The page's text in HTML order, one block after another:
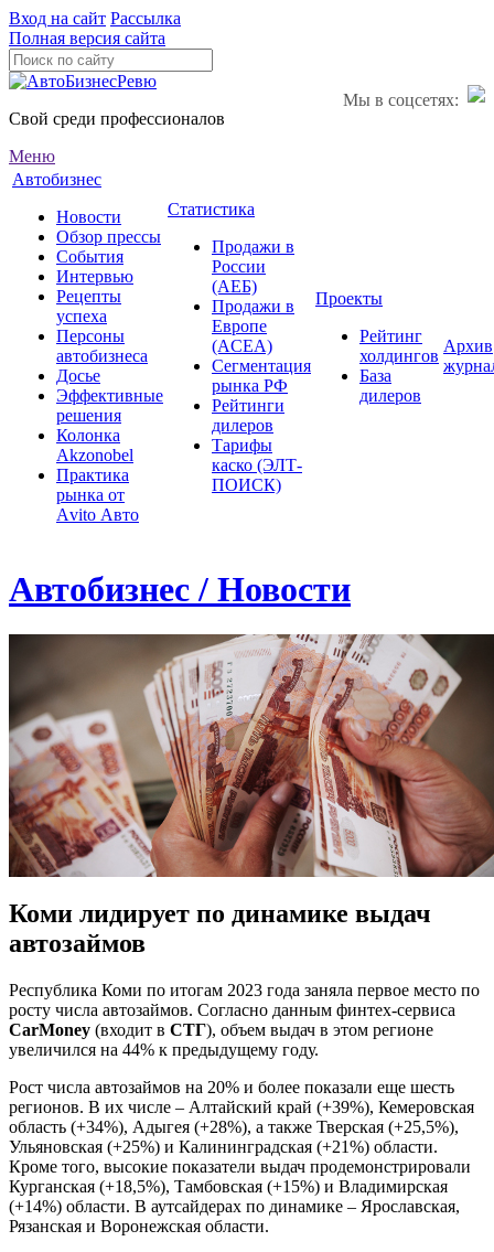
Вход на сайт Рассылка
Полная версия сайта
Мы в соцсетях:
Свой среди профессионалов
Меню
Автобизнес
Новости
Обзор прессы
События
Интервью
Рецепты
успеха
Персоны
автобизнеса
Досье
Эффективные
решения
Колонка
Akzonobel
Практика
рынка от
Аvito Авто
Статистика
Продажи в
России
(АЕБ)
Продажи в
Европе
(ACEA)
Сегментация
рынка РФ
Рейтинги
дилеров
Тарифы
каско (ЭЛТ-
ПОИСК)
Проекты
Рейтинг
холдингов
База
дилеров
Архив
Автобизнес / Новости
Коми лидирует по динамике выдач
автозаймов
Республика Коми по итогам 2023 года заняла первое место по
росту числа автозаймов. Согласно данным финтех-сервиса
CarMoney (входит в СТГ), объем выдач в этом регионе
увеличился на 44% к предыдущему году.
Рост числа автозаймов на 20% и более показали еще шесть
регионов. В их числе – Алтайский край (+39%), Кемеровская
область (+34%), Адыгея (+28%), а также Тверская (+25,5%),
Ульяновская (+25%) и Калининградская (+21%) области.
Кроме того, высокие показатели выдач продемонстрировали
Курганская (+18,5%), Тамбовская (+15%) и Владимирская
(+14%) области. В аутсайдерах по динамике – Ярославская,
Рязанская и Воронежская области.